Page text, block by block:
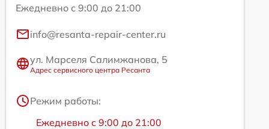
Ежедневно с 9:00 до 21:00
info@resanta-repair-center.ru
ул. Марселя Салимжанова, 5
Адрес сервисного центра Ресанта
Режим работы:
Ежедневно с 9:00 до 21:00